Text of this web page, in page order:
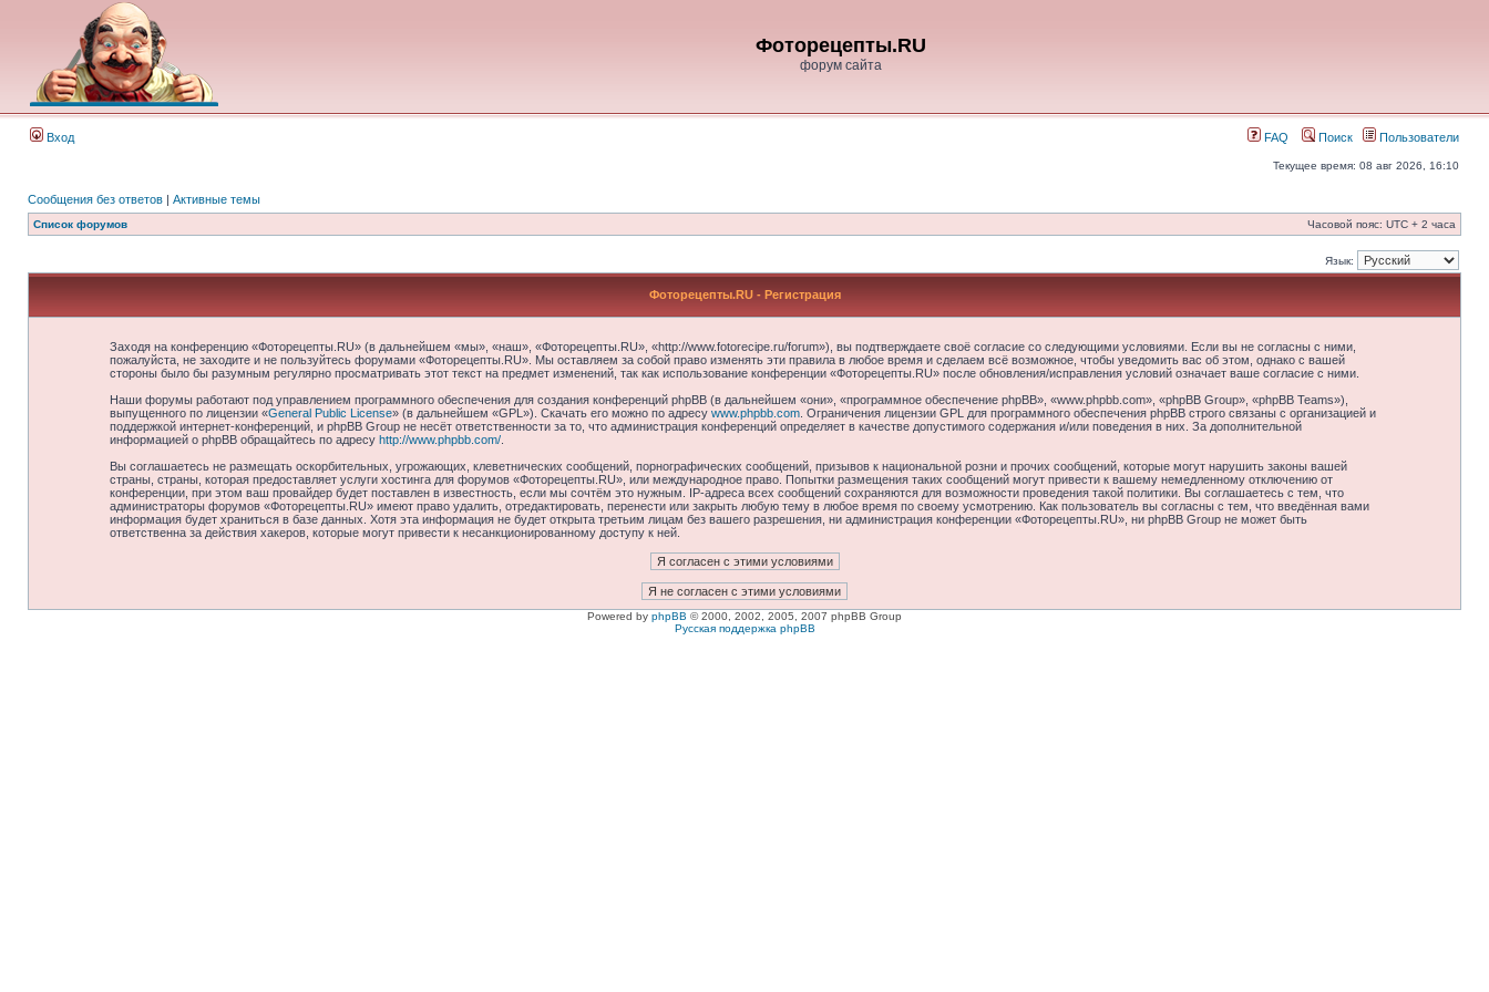
Фоторецепты.RU
форум сайта
Вход FAQ Поиск Пользователи
Текущее время: 08 авг 2026, 16:10
Сообщения без ответов | Активные темы
Список форумов Часовой пояс: UTC + 2 часа
Язык:
Фоторецепты.RU - Регистрация
Заходя на конференцию «Фоторецепты.RU» (в дальнейшем «мы», «наш», «Фоторецепты.RU», «http://www.fotorecipe.ru/forum»), вы подтверждаете своё согласие со следующими условиями. Если вы не согласны с ними,
пожалуйста, не заходите и не пользуйтесь форумами «Фоторецепты.RU». Мы оставляем за собой право изменять эти правила в любое время и сделаем всё возможное, чтобы уведомить вас об этом, однако с вашей
стороны было бы разумным регулярно просматривать этот текст на предмет изменений, так как использование конференции «Фоторецепты.RU» после обновления/исправления условий означает ваше согласие с ними.
Наши форумы работают под управлением программного обеспечения для создания конференций phpBB (в дальнейшем «они», «программное обеспечение phpBB», «www.phpbb.com», «phpBB Group», «phpBB Teams»),
выпущенного по лицензии «General Public License» (в дальнейшем «GPL»). Скачать его можно по адресу www.phpbb.com. Ограничения лицензии GPL для программного обеспечения phpBB строго связаны с организацией и
поддержкой интернет-конференций, и phpBB Group не несёт ответственности за то, что администрация конференций определяет в качестве допустимого содержания и/или поведения в них. За дополнительной
информацией о phpBB обращайтесь по адресу http://www.phpbb.com/.
Вы соглашаетесь не размещать оскорбительных, угрожающих, клеветнических сообщений, порнографических сообщений, призывов к национальной розни и прочих сообщений, которые могут нарушить законы вашей
страны, страны, которая предоставляет услуги хостинга для форумов «Фоторецепты.RU», или международное право. Попытки размещения таких сообщений могут привести к вашему немедленному отключению от
конференции, при этом ваш провайдер будет поставлен в известность, если мы сочтём это нужным. IP-адреса всех сообщений сохраняются для возможности проведения такой политики. Вы соглашаетесь с тем, что
администраторы форумов «Фоторецепты.RU» имеют право удалить, отредактировать, перенести или закрыть любую тему в любое время по своему усмотрению. Как пользователь вы согласны с тем, что введённая вами
информация будет храниться в базе данных. Хотя эта информация не будет открыта третьим лицам без вашего разрешения, ни администрация конференции «Фоторецепты.RU», ни phpBB Group не может быть
ответственна за действия хакеров, которые могут привести к несанкционированному доступу к ней.
Powered by phpBB © 2000, 2002, 2005, 2007 phpBB Group
Русская поддержка phpBB